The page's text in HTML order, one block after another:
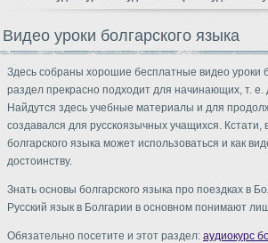
Видео уроки болгарского языка
Здесь собраны хорошие бесплатные видео уроки
раздел прекрасно подходит для начинающих, т.
Найдутся здесь учебные материалы и для
создавался для русскоязычных учащихся.
болгарского языка может использоваться и как
достоинству.
Знать основы болгарского языка про поездках в
Русский язык в Болгарии в основном понимают
Обязательно посетите и этот раздел: аудиокурс